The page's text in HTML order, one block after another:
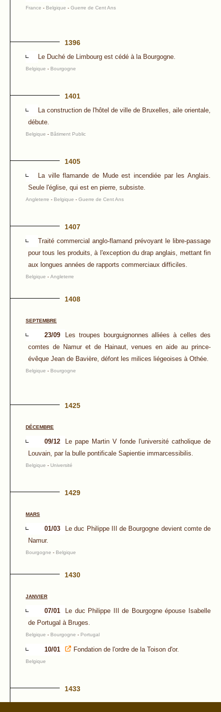
France - Belgique - Guerre de Cent Ans
1396
Le Duché de Limbourg est cédé à la Bourgogne.
Belgique - Bourgogne
1401
La construction de l'hôtel de ville de Bruxelles, aile orientale,
débute.
Belgique - Bâtiment Public
1405
La ville flamande de Mude est incendiée par les Anglais.
Seule l'église, qui est en pierre, subsiste.
Angleterre - Belgique - Guerre de Cent Ans
1407
Traité commercial anglo-flamand prévoyant le libre-passage
pour tous les produits, à l'exception du drap anglais, mettant fin
aux longues années de rapports commerciaux difficiles.
Belgique - Angleterre
1408
SEPTEMBRE
23/09
Les troupes bourguignonnes alliées à celles des
comtes de Namur et de Hainaut, venues en aide au prince-
évêque Jean de Bavière, défont les milices liégeoises à Othée.
Belgique - Bourgogne
1425
DÉCEMBRE
09/12
Le pape Martin V fonde l'université catholique de
Louvain, par la bulle pontificale Sapientie immarcessibilis.
Belgique - Université
1429
MARS
01/03
Le duc Philippe III de Bourgogne devient comte de
Namur.
Bourgogne - Belgique
1430
JANVIER
07/01
Le duc Philippe III de Bourgogne épouse Isabelle
de Portugal à Bruges.
Belgique - Bourgogne - Portugal
10/01 Fondation de l'ordre de la Toison d'or.
Belgique
1433